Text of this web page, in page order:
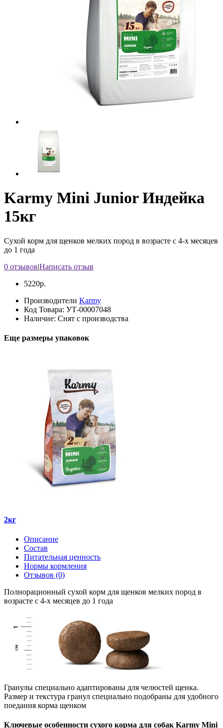
Karmy Mini Junior Индейка
15кг
Сухой корм для щенков мелких пород в возрасте с 4-x месяцев
до 1 года
0 отзывов|Написать отзыв
5220р.
Производители Karmy
Код Товара: УТ-00007048
Наличие: Снят с производства
Еще размеры упаковок
2кг
Описание
Состав
Питательная ценность
Нормы кормления
Отзывов (0)
Полнорационный сухой корм для щенков мелких пород в
возрасте с 4-x месяцев до 1 года
Гранулы специально адаптированы для челюстей щенка.
Размер и текстура гранул специально подобраны для удобного
поедания корма щенком
Ключевые особенности сухого корма для собак Karmy Mini